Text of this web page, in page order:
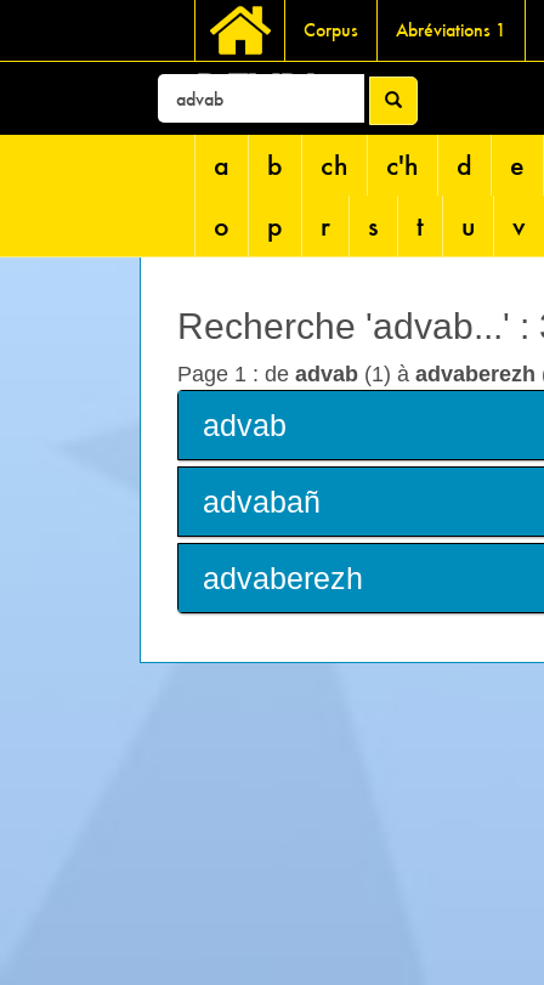
Corpus Abréviations 1
DEVRI
a b ch c'h d
e
o
p r s t u v
Recherche 'advab...' :
Page 1 : de advab (1) à advaberezh
advab
advabañ
advaberezh